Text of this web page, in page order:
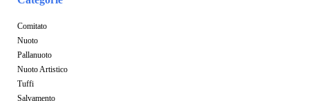
Comitato
Nuoto
Pallanuoto
Nuoto Artistico
Tuffi
Salvamento